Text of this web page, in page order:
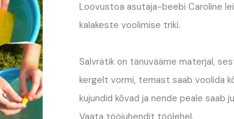
Loovustoa asutaja-beebi Caroline
kalakeste voolimise triki.
Salvrätik on tänuväärne materjal,
kergelt vormi, temast saab voolida
kujundid kõvad ja nende peale saab